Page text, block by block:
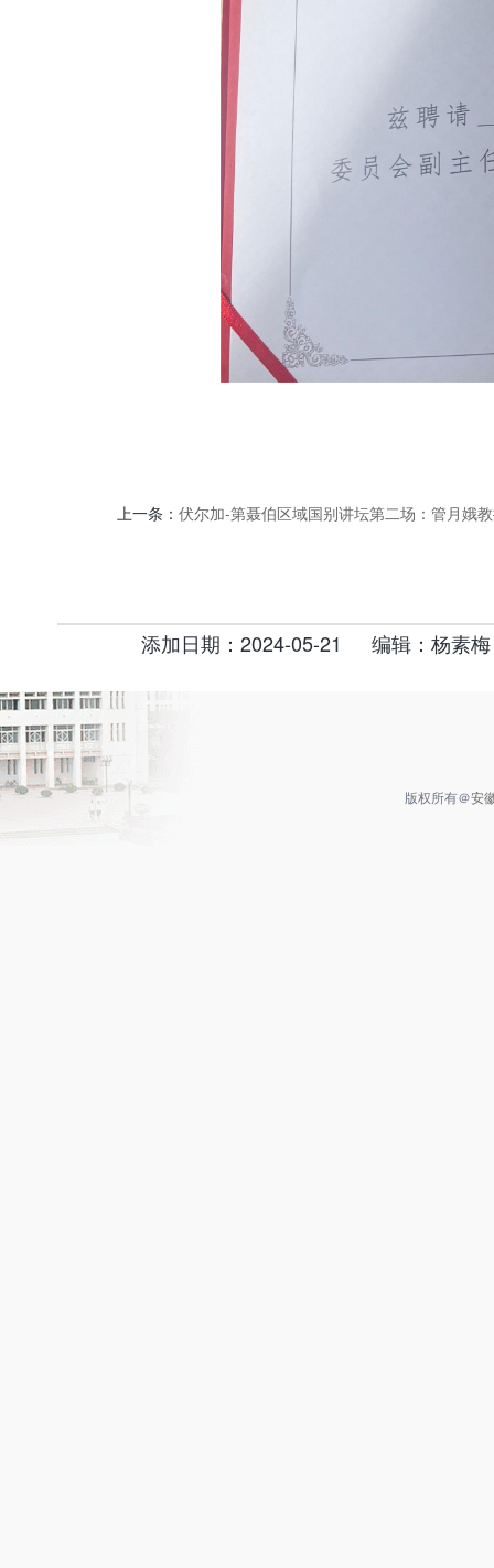
上一条： 伏尔加-第聂伯区域国别讲坛第二场：管月娥
添加日期：2024-05-21 编辑：杨素梅
版权所有＠安